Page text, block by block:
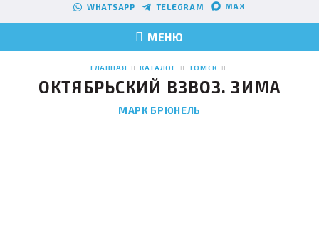
WHATSAPP TELEGRAM MAX
МЕНЮ
ГЛАВНАЯ КАТАЛОГ ТОМСК
ОКТЯБРЬСКИЙ ВЗВОЗ. ЗИМА
МАРК БРЮНЕЛЬ